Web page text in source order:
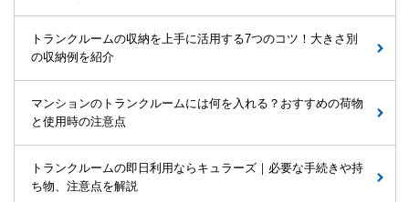
トランクルームの収納を上手に活用する7つのコツ！大きさ別
の収納例を紹介
マンションのトランクルームには何を入れる？おすすめの荷物
と使用時の注意点
トランクルームの即日利用ならキュラーズ｜必要な手続きや持
ち物、注意点を解説